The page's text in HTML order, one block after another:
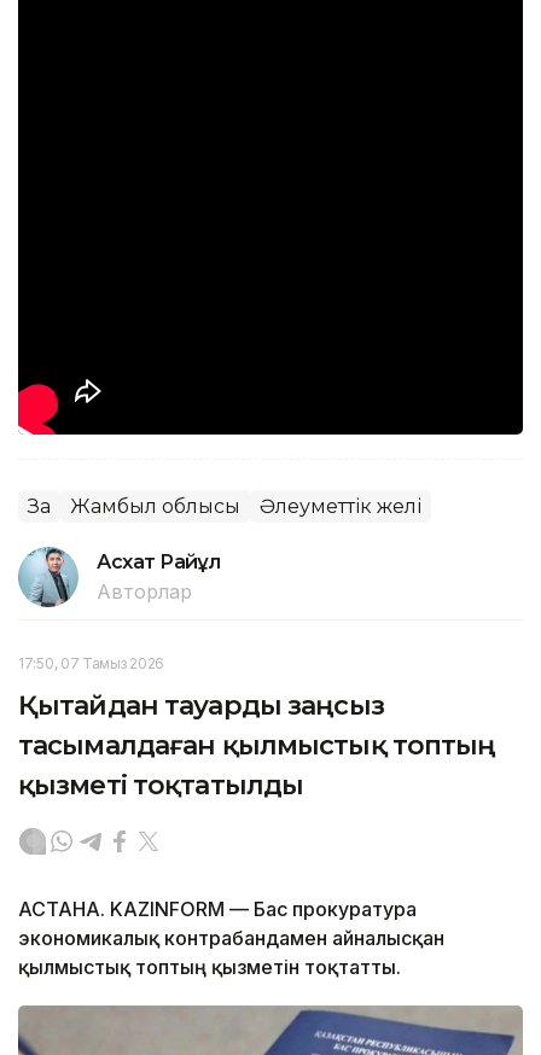
Заң Жамбыл облысы Әлеуметтік желі
Асхат Райқұл
Авторлар
17:50, 07 Тамыз 2026
Қытайдан тауарды заңсыз
тасымалдаған қылмыстық топтың
қызметі тоқтатылды
АСТАНА. KAZINFORM — Бас прокуратура
экономикалық контрабандамен айналысқан
қылмыстық топтың қызметін тоқтатты.